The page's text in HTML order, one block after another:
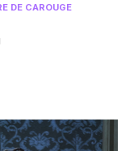
DE CAROUGE